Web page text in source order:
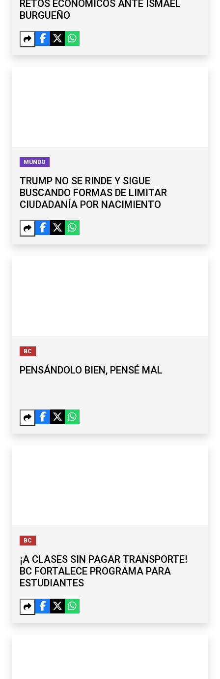
RETOS ECONÓMICOS ANTE ISMAEL
BURGUEÑO
MUNDO
TRUMP NO SE RINDE Y SIGUE
BUSCANDO FORMAS DE LIMITAR
CIUDADANÍA POR NACIMIENTO
BC
PENSÁNDOLO BIEN, PENSÉ MAL
BC
¡A CLASES SIN PAGAR TRANSPORTE!
BC FORTALECE PROGRAMA PARA
ESTUDIANTES